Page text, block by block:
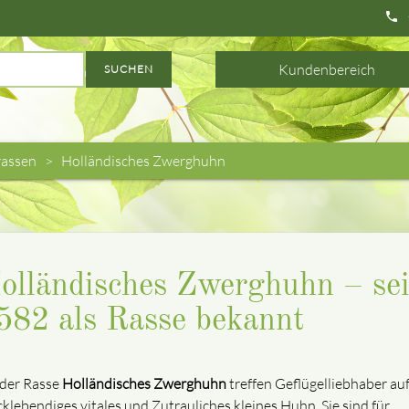
phone
SUCHEN Kundenbereich
Holländisches Zwerghuhn
Zwerghuhn –
als Rasse bekannt
RasseHolländisches Zwerghuhntreffen Geflügelliebhaber
vitales und Zutrauliches kleines Huhn. Sie sind für